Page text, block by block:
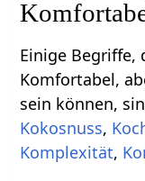
Einige
Komfortabel‏‎, aber vielleicht doch von Relevanz
sein können,
,
,